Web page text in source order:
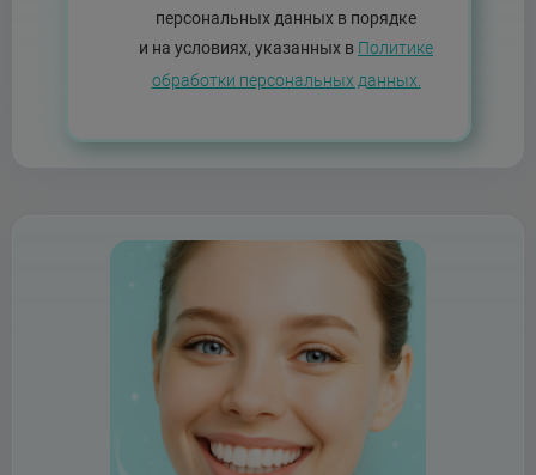
персональных данных в порядке
и на условиях, указанных в Политике
обработки персональных данных.